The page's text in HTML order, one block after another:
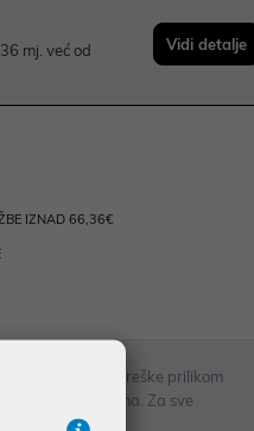
mj. već od Vidi detalje
IZNAD 66,36€
proizvoda, greške prilikom
artiklima. Za sve